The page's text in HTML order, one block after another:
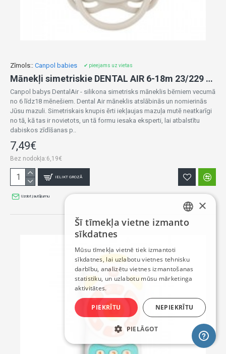
Zīmols:: Canpol babies ✔ pieejams uz vietas
Mānekļi simetriskie DENTAL AIR 6-18m 23/229 (2 gab.)
Canpol babys DentalAir - silikona simetrisks māneklis bērniem vecumā
no 6 līdz18 mēnešiem. Dental Air māneklis atslābinās un nomierinās
Jūsu mazuli. Simetriskais knupis ērti iekļaujas mazuļa mutē neatkarīgi
no tā, kā tas ir novietots, un tā formu iesaka eksperti, lai atbalstītu
dabiskos zīdīšanas p..
7,49€
Bez nodokļa:6,19€
IELIKT GROZĀ
Uzdot jautājumu
LATVIAN
ENGLISH
×
Šī tīmekļa vietne izmanto
sīkdatnes
Mūsu tīmekļa vietnē tiek izmantoti
sīkdatnes, lai uzlabotu vietnes tehnisku
darbību, analizētu vietnes izmantošanas
statistiku, un uzlabotu mūsu mārketinga
aktivitātes.
PIEKRĪTU NEPIEKRĪTU
PIELĀGOT